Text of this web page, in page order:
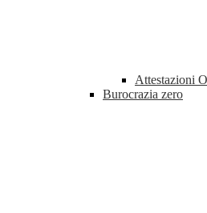
Attestazioni
Burocrazia zero